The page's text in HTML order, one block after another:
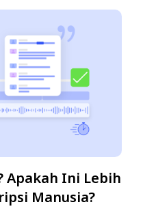
Apakah Ini Lebih
Manusia?